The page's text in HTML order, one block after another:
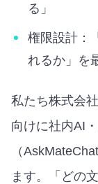
る」
権限設計：
れるか」を
私たち株式会
向けに社内AI
（
ます。「どの